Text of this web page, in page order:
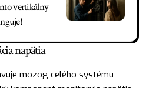
vertikálny
napätia
mozog celého systému